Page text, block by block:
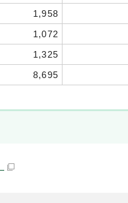
1,958
1,072
1,325
8,695